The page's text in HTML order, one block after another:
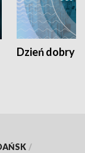
Dzień dobry
/